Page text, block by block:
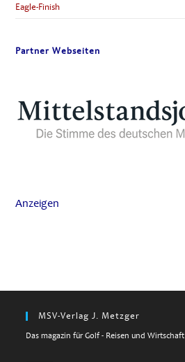
Eagle-Finish
Partner Webseiten
Anzeigen
MSV-Verlag J. Metzger
Das magazin für Golf - Reisen und Wirtschaft